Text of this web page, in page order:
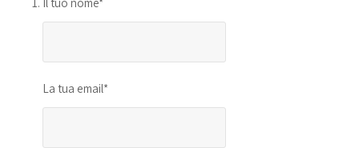
La tua email*